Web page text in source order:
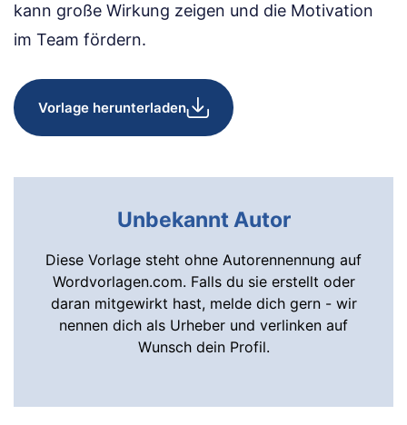
kann große Wirkung zeigen und die Motivation
im Team fördern.
Vorlage herunterladen
Unbekannt Autor
Diese Vorlage steht ohne Autorennennung auf
Wordvorlagen.com. Falls du sie erstellt oder
daran mitgewirkt hast, melde dich gern - wir
nennen dich als Urheber und verlinken auf
Wunsch dein Profil.